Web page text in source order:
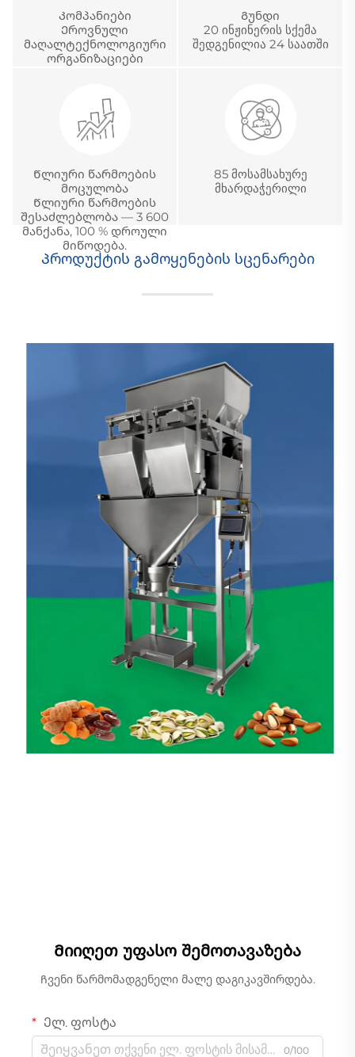
Კომპანიები
Ეროვნული
მაღალტექნოლოგიური
ორგანიზაციები
Გუნდი
20 ინჟინერის სქემა
შედგენილია 24 საათში
Წლიური წარმოების
მოცულობა
Წლიური წარმოების
შესაძლებლობა — 3 600
მანქანა, 100 % დროული
მიწოდება.
85 მოსამსახურე
მხარდაჭერილი
Პროდუქტის გამოყენების სცენარები
Მიიღეთ უფასო შემოთავაზება
Ჩვენი წარმომადგენელი მალე დაგიკავშირდება.
Ელ. ფოსტა
0/100